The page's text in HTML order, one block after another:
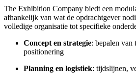
The Exhibition Company biedt een
afhankelijk van wat de opdrachtgever
volledige organisatie tot specifieke
Concept en strategie: bepalen van
positionering
Planning en logistiek: tijdslijnen,